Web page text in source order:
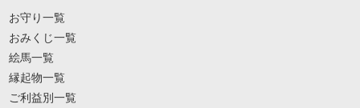
お守り一覧
おみくじ一覧
絵馬一覧
縁起物一覧
ご利益別一覧